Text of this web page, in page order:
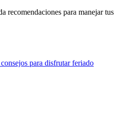
recomendaciones para manejar tus